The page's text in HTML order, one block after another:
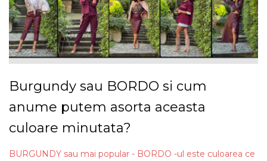
Burgundy sau BORDO si cum
anume putem asorta aceasta
culoare minutata?
BURGUNDY sau mai popular - BORDO -ul este culoarea ce